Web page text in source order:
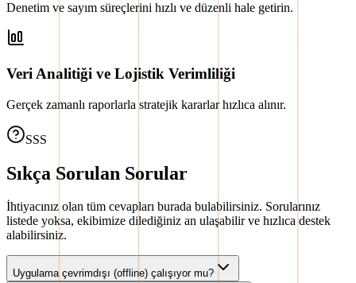
Denetim ve sayım süreçlerini hızlı ve düzenli hale getirin.
Veri Analitiği ve Lojistik Verimliliği
Gerçek zamanlı raporlarla stratejik kararlar hızlıca alınır.
SSS
Sıkça Sorulan Sorular
İhtiyacınız olan tüm cevapları burada bulabilirsiniz. Sorularınız
listede yoksa, ekibimize dilediğiniz an ulaşabilir ve hızlıca destek
alabilirsiniz.
Uygulama çevrimdışı (offline) çalışıyor mu?